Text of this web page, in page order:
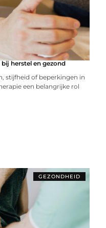
herstel en gezond
stijfheid of beperkingen in
een belangrijke rol
GEZONDHEID